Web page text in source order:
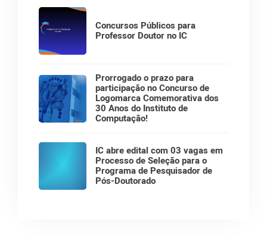
Concursos Públicos para
Professor Doutor no IC
Prorrogado o prazo para
participação no Concurso de
Logomarca Comemorativa dos
30 Anos do Instituto de
Computação!
IC abre edital com 03 vagas em
Processo de Seleção para o
Programa de Pesquisador de
Pós-Doutorado